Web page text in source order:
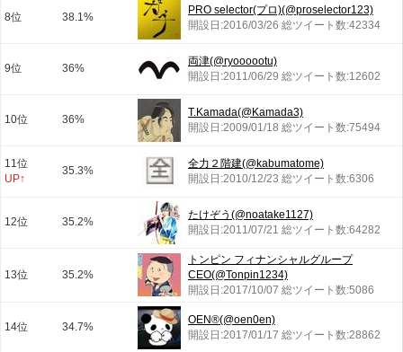
8位 38.1%
PRO selector(プロ)(@proselector123)
開設日:2016/03/26 総ツイート数:42334
9位 36%
両津(@ryoooootu)
開設日:2011/06/29 総ツイート数:12602
10位 36%
T.Kamada(@Kamada3)
開設日:2009/01/18 総ツイート数:75494
11位
UP↑
35.3%
全力２階建(@kabumatome)
開設日:2010/12/23 総ツイート数:6306
12位 35.2%
たけぞう(@noatake1127)
開設日:2011/07/21 総ツイート数:64282
13位 35.2%
トンピン フィナンシャルグループ
CEO(@Tonpin1234)
開設日:2017/10/07 総ツイート数:5086
14位 34.7%
OEN®︎(@oen0en)
開設日:2017/01/17 総ツイート数:28862